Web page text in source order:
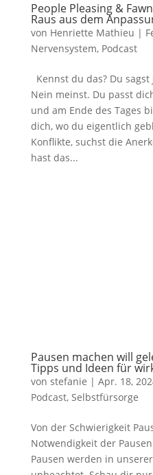
People Pleasing &
Raus aus dem
von Henriette Mathieu |
Nervensystem, Podcast
Kennst du das? Du
Nein meinst. Du passt
und am Ende des Tages
dich, wo du eigentlich
Konflikte, suchst die
hast das...
Pausen machen will
Tipps und Ideen für
von stefanie | Apr. 18,
Podcast, Selbstfürsorge
Von der Schwierigkeit
Notwendigkeit der
Pausen werden in